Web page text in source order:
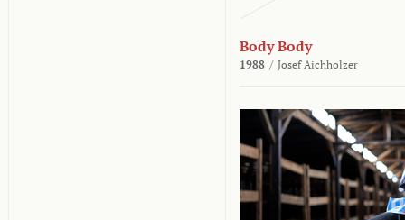
Body Body
1988 / Josef Aichholzer